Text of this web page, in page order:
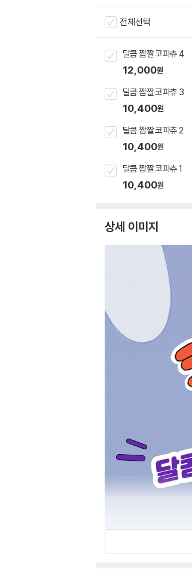
전체선택
달콤 짭짤 코파츄 4
12,000원
달콤 짭짤 코파츄 3
10,400원
달콤 짭짤 코파츄 2
10,400원
달콤 짭짤 코파츄 1
10,400원
상세 이미지